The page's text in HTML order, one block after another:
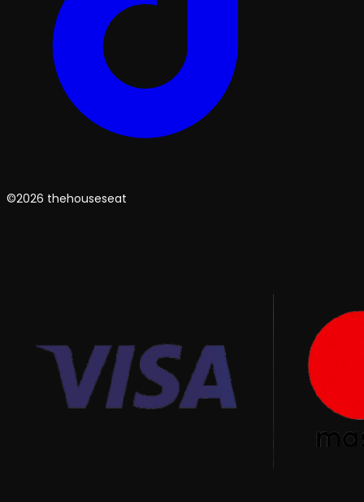
©2026 thehouseseat